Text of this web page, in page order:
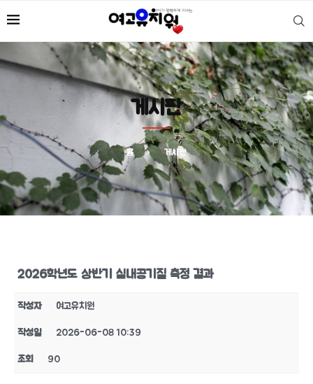
게시판
홈 게시판
2026학년도 상반기 실내공기질 측정 결과
작성자 여고유치원
작성일 2026-06-08 10:39
조회 90